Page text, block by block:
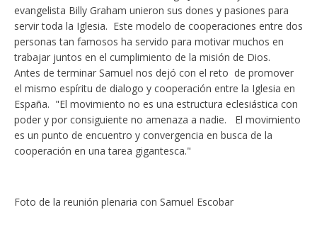
evangelista Billy Graham unieron sus dones y pasiones para
servir toda la Iglesia. Este modelo de cooperaciones entre dos
personas tan famosos ha servido para motivar muchos en
trabajar juntos en el cumplimiento de la misión de Dios.
Antes de terminar Samuel nos dejó con el reto de promover
el mismo espíritu de dialogo y cooperación entre la Iglesia en
España. "El movimiento no es una estructura eclesiástica con
poder y por consiguiente no amenaza a nadie. El movimiento
es un punto de encuentro y convergencia en busca de la
cooperación en una tarea gigantesca."
Foto de la reunión plenaria con Samuel Escobar